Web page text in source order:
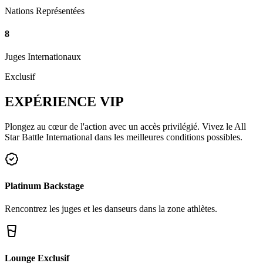
Nations Représentées
8
Juges Internationaux
Exclusif
EXPÉRIENCE VIP
Plongez au cœur de l'action avec un accès privilégié. Vivez le All
Star Battle International dans les meilleures conditions possibles.
Platinum Backstage
Rencontrez les juges et les danseurs dans la zone athlètes.
Lounge Exclusif